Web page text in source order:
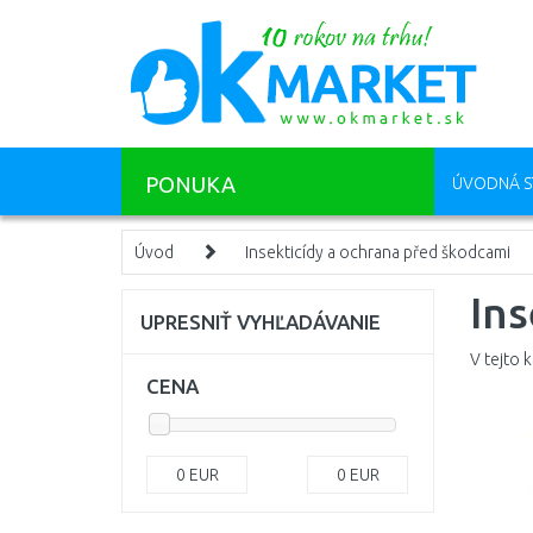
PONUKA ÚVODNÁ
Úvod Insekticídy a ochrana před škodcami
V tejto
UPRESNIŤ VYHĽADÁVANIE
CENA
0 EUR 0 EUR